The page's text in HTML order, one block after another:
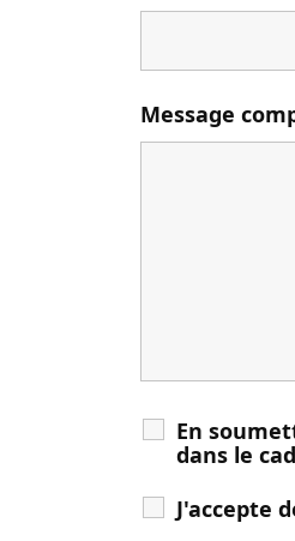
Message
En
dans le
J'accepte